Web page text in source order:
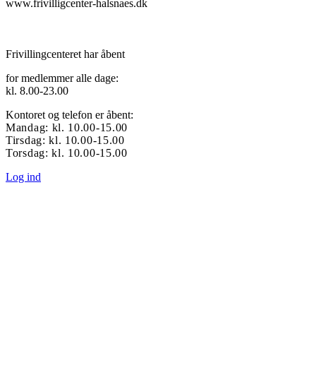
www.frivilligcenter-halsnaes.dk
Frivillingcenteret har åbent
for medlemmer alle dage:
kl. 8.00-23.00
Kontoret og telefon er åbent:
Mandag: kl. 10.00-15.00
Tirsdag: kl. 10.00-15.00
Torsdag: kl. 10.00-15.00
Log ind